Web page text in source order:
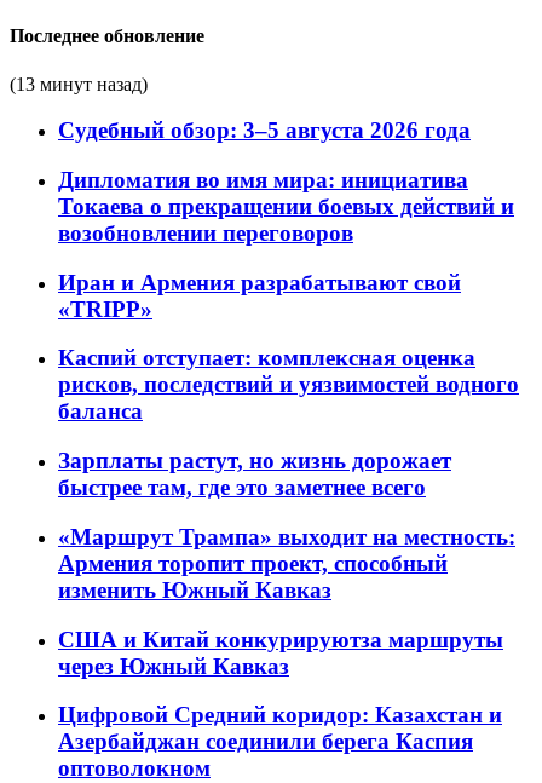
Последнее обновление
(13 минут назад)
Судебный обзор: 3–5 августа 2026 года
Дипломатия во имя мира: инициатива
Токаева о прекращении боевых действий и
возобновлении переговоров
Иран и Армения разрабатывают свой
«TRIPP»
Каспий отступает: комплексная оценка
рисков, последствий и уязвимостей водного
баланса
Зарплаты растут, но жизнь дорожает
быстрее там, где это заметнее всего
«Маршрут Трампа» выходит на местность:
Армения торопит проект, способный
изменить Южный Кавказ
США и Китай конкурируютза маршруты
через Южный Кавказ
Цифровой Средний коридор: Казахстан и
Азербайджан соединили берега Каспия
оптоволокном